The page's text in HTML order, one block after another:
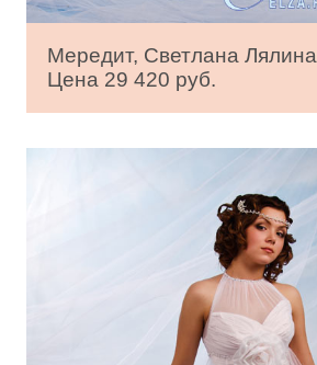
Мередит, Светлана Лялина
Цена 29 420 руб.